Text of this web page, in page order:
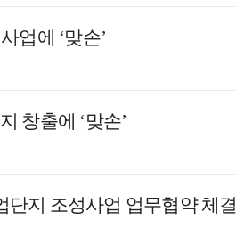
업에 ‘맞손’
창출에 ‘맞손’
지 조성사업 업무협약 체결